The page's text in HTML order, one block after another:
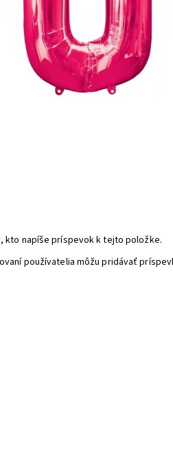
kto napíše príspevok k tejto položke.
používatelia môžu pridávať